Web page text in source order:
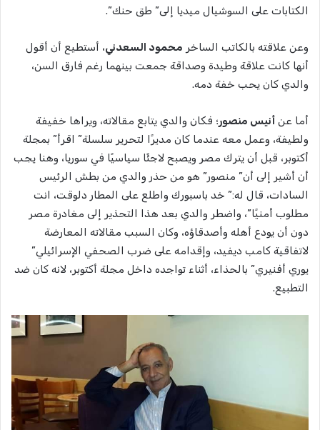
الكتابات على السوشيال ميديا إلى” طق حنك”.
وعن علاقته بالكاتب الساخر محمود السعدني، أستطيع أن أقول
أنها كانت علاقة وطيدة وصداقة جمعت بينهما رغم فارق السن،
والدي كان يحب خفة دمه.
أما عن أنيس منصور؛ فكان والدي يتابع مقالاته، ويراها خفيفة
ولطيفة، وعمل معه عندما كان مديرًا لتحرير سلسلة” اقرأ” بمجلة
أكتوبر، قبل أن يترك مصر ويصبح لاجئًا سياسيًا في سوريا، وهنا يجب
أن أشير إلى أن” منصور” هو من حذر والدي من بطش الرئيس
السادات، قال له:” خد باسبورك واطلع على المطار دلوقت، انت
مطلوب أمنيًا”، واضطر والدي بعد هذا التحذير إلى مغادرة مصر
دون أن يودع أهله وأصدقاؤه، وكان السبب مقالاته المعارضة
لاتفاقية كامب ديفيد، وإقدامه على ضرب الصحفي الإسرائيلي”
يوري أفنيري” بالحذاء، أثناء تواجده داخل مجلة أكتوبر، لانه كان ضد
التطبيع.